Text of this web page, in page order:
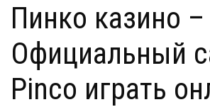
Пинко казино –
Официальный
Pinco играть